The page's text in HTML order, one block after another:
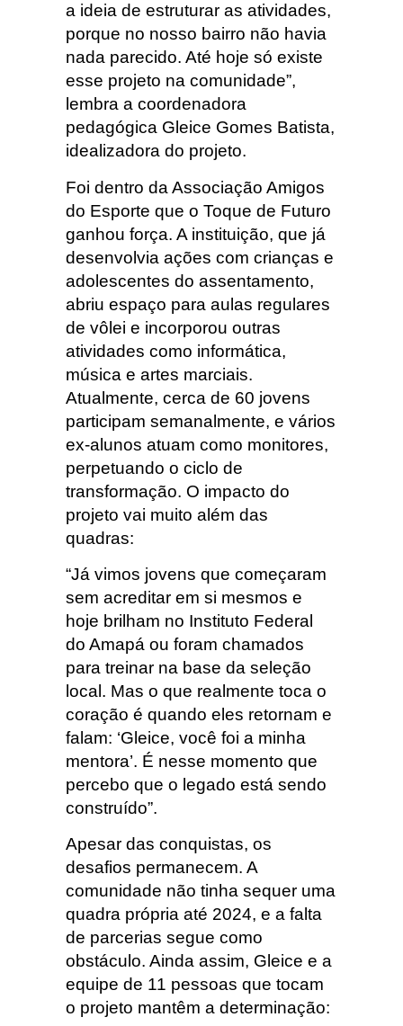
a ideia de estruturar as atividades,
porque no nosso bairro não havia
nada parecido. Até hoje só existe
esse projeto na comunidade”,
lembra a coordenadora
pedagógica Gleice Gomes Batista,
idealizadora do projeto.
Foi dentro da Associação Amigos
do Esporte que o Toque de Futuro
ganhou força. A instituição, que já
desenvolvia ações com crianças e
adolescentes do assentamento,
abriu espaço para aulas regulares
de vôlei e incorporou outras
atividades como informática,
música e artes marciais.
Atualmente, cerca de 60 jovens
participam semanalmente, e vários
ex-alunos atuam como monitores,
perpetuando o ciclo de
transformação. O impacto do
projeto vai muito além das
quadras:
“Já vimos jovens que começaram
sem acreditar em si mesmos e
hoje brilham no Instituto Federal
do Amapá ou foram chamados
para treinar na base da seleção
local. Mas o que realmente toca o
coração é quando eles retornam e
falam: ‘Gleice, você foi a minha
mentora’. É nesse momento que
percebo que o legado está sendo
construído”.
Apesar das conquistas, os
desafios permanecem. A
comunidade não tinha sequer uma
quadra própria até 2024, e a falta
de parcerias segue como
obstáculo. Ainda assim, Gleice e a
equipe de 11 pessoas que tocam
o projeto mantêm a determinação: